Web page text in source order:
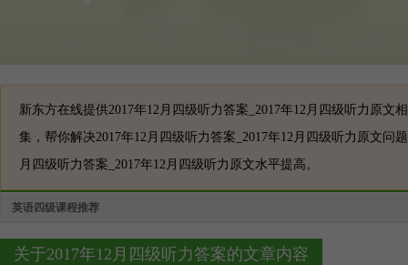
新东方在线提供2017年12月四级听力答案_2017年12月四级听力原文
集，帮你解决2017年12月四级听力答案_2017年12月四级听力原文问
月四级听力答案_2017年12月四级听力原文水平提高。
英语四级课程推荐
关于2017年12月四级听力答案的文章内容